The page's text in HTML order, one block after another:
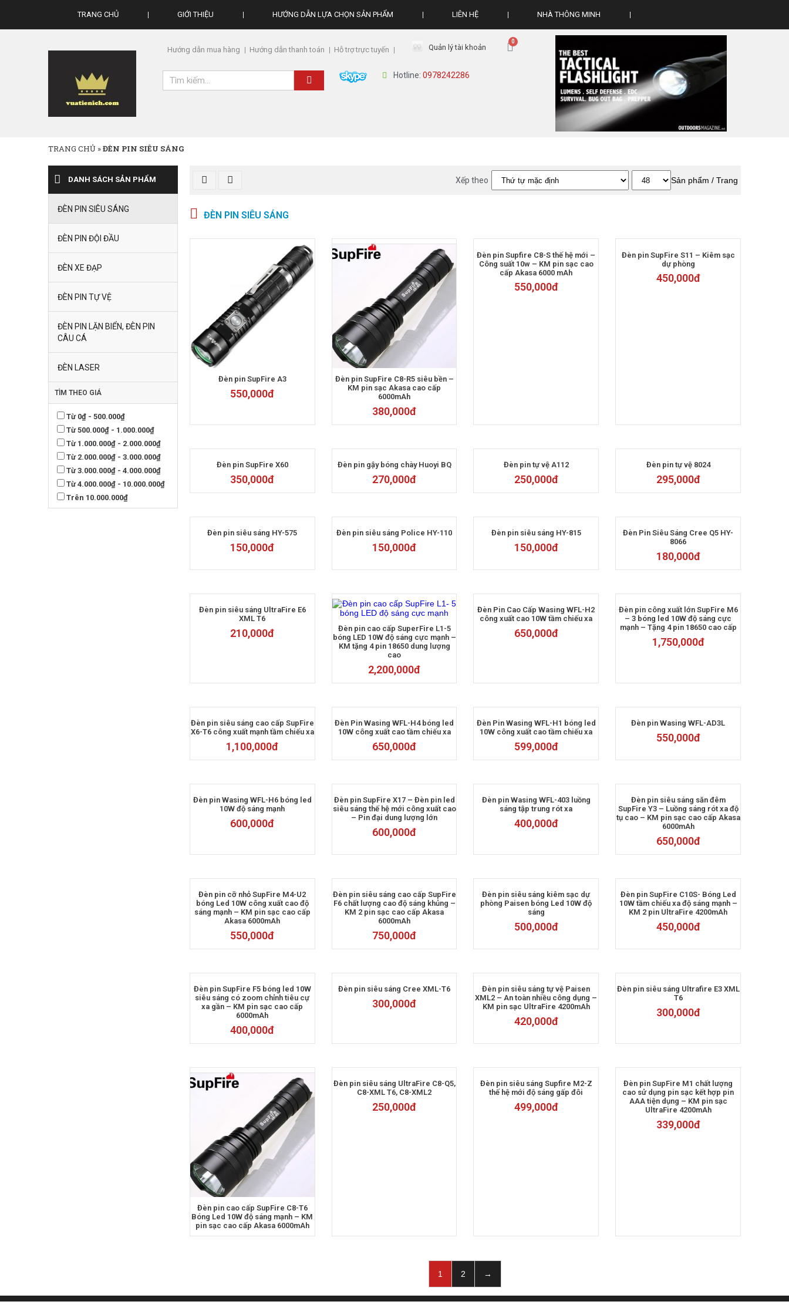
TRANG CHỦ GIỚI THIỆU HƯỚNG DẪN LỰA CHỌN SẢN PHẨM LIÊN HỆ NHÀ THÔNG MINH
Hướng dẫn mua hàng Hướng dẫn thanh toán Hỗ trợ trực tuyến Quản lý tài khoản
Hotline: 0978242286
TRANG CHỦ »ĐÈN PIN SIÊU SÁNG
DANH SÁCH SẢN PHẨM
ĐÈN PIN SIÊU SÁNG
ĐÈN PIN ĐỘI ĐẦU
ĐÈN XE ĐẠP
ĐÈN PIN TỰ VỆ
ĐÈN PIN LẶN BIỂN, ĐÈN PIN
CÂU CÁ
ĐÈN LASER
TÌM THEO GIÁ
Từ 0₫ - 500.000₫
Từ 500.000₫ - 1.000.000₫
Từ 1.000.000₫ - 2.000.000₫
Từ 2.000.000₫ - 3.000.000₫
Từ 3.000.000₫ - 4.000.000₫
Từ 4.000.000₫ - 10.000.000₫
Trên 10.000.000₫
Xếp theo Sản phẩm / Trang
ĐÈN PIN SIÊU SÁNG
Đèn pin SupFire A3
550,000đ
Đèn pin SupFire C8-R5 siêu bền –
KM pin sạc Akasa cao cấp
6000mAh
380,000đ
Đèn pin Supfire C8-S thế hệ mới –
Công suất 10w – KM pin sạc cao
cấp Akasa 6000 mAh
550,000đ
Đèn pin SupFire S11 – Kiêm sạc
dự phòng
450,000đ
Đèn pin SupFire X60
350,000đ
Đèn pin gậy bóng chày Huoyi BQ
270,000đ
Đèn pin tự vệ A112
250,000đ
Đèn pin tự vệ 8024
295,000đ
Đèn pin siêu sáng HY-575
150,000đ
Đèn pin siêu sáng Police HY-110
150,000đ
Đèn pin siêu sáng HY-815
150,000đ
Đèn Pin Siêu Sáng Cree Q5 HY-
8066
180,000đ
Đèn pin siêu sáng UltraFire E6
XML T6
210,000đ
Đèn pin cao cấp SuperFire L1-5
bóng LED 10W độ sáng cực mạnh –
KM tặng 4 pin 18650 dung lượng
cao
2,200,000đ
Đèn Pin Cao Cấp Wasing WFL-H2
công xuất cao 10W tầm chiếu xa
650,000đ
Đèn pin công xuất lớn SupFire M6
– 3 bóng led 10W độ sáng cực
mạnh – Tặng 4 pin 18650 cao cấp
1,750,000đ
Đèn pin siêu sáng cao cấp SupFire
X6-T6 công xuất mạnh tầm chiếu xa
1,100,000đ
Đèn Pin Wasing WFL-H4 bóng led
10W công xuất cao tầm chiếu xa
650,000đ
Đèn Pin Wasing WFL-H1 bóng led
10W công xuất cao tầm chiếu xa
599,000đ
Đèn pin Wasing WFL-AD3L
550,000đ
Đèn pin Wasing WFL-H6 bóng led
10W độ sáng mạnh
600,000đ
Đèn pin SupFire X17 – Đèn pin led
siêu sáng thế hệ mới công xuất cao
– Pin đại dung lượng lớn
600,000đ
Đèn pin Wasing WFL-403 luồng
sáng tập trung rót xa
400,000đ
Đèn pin siêu sáng săn đêm
SupFire Y3 – Luồng sáng rót xa độ
tụ cao – KM pin sạc cao cấp Akasa
6000mAh
650,000đ
Đèn pin cỡ nhỏ SupFire M4-U2
bóng Led 10W công xuất cao độ
sáng mạnh – KM pin sạc cao cấp
Akasa 6000mAh
550,000đ
Đèn pin siêu sáng cao cấp SupFire
F6 chất lượng cao độ sáng khủng –
KM 2 pin sạc cao cấp Akasa
6000mAh
750,000đ
Đèn pin siêu sáng kiêm sạc dự
phòng Paisen bóng Led 10W độ
sáng
500,000đ
Đèn pin SupFire C10S- Bóng Led
10W tầm chiếu xa độ sáng mạnh –
KM 2 pin UltraFire 4200mAh
450,000đ
Đèn pin SupFire F5 bóng led 10W
siêu sáng có zoom chỉnh tiêu cự
xa gần – KM pin sạc cao cấp
6000mAh
400,000đ
Đèn pin siêu sáng Cree XML-T6
300,000đ
Đèn pin siêu sáng tự vệ Paisen
XML2 – An toàn nhiều công dụng –
KM pin sạc UltraFire 4200mAh
420,000đ
Đèn pin siêu sáng Ultrafire E3 XML
T6
300,000đ
Đèn pin cao cấp SupFire C8-T6
Bóng Led 10W độ sáng mạnh – KM
pin sạc cao cấp Akasa 6000mAh
Đèn pin siêu sáng UltraFire C8-Q5,
C8-XML T6, C8-XML2
250,000đ
Đèn pin siêu sáng Supfire M2-Z
thế hệ mới độ sáng gấp đôi
499,000đ
Đèn pin SupFire M1 chất lượng
cao sử dụng pin sạc kết hợp pin
AAA tiện dụng – KM pin sạc
UltraFire 4200mAh
339,000đ
1 2 →